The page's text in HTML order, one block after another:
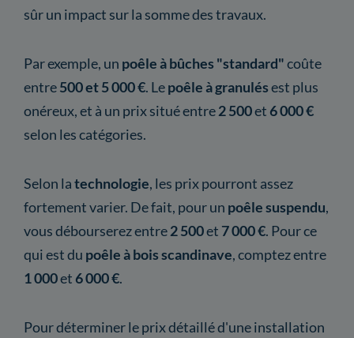
sûr un impact sur la somme des travaux.
Par exemple, un poêle à bûches "standard"coûte
entre500 et 5 000 €. Lepoêle à granulésest plus
onéreux, et à un prix situé entre2 500et 6 000 €
selon les catégories.
Selon latechnologie, les prix pourront assez
fortement varier. De fait, pour un poêle suspendu,
vous débourserez entre2 500et 7 000 €. Pour ce
qui est du poêle à bois scandinave, comptez entre
1 000et 6 000 €.
Pour déterminer le prix détaillé d'une installation